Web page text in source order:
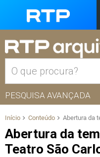
PESQUISA AVANÇADA
Início Conteúdo Abertura da
Abertura da
Teatro São